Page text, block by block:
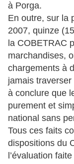
à Porga.
En outre, sur la
2007, quinze
la COBETRAC
marchandises,
chargements à
jamais
à conclure que
purement et
national sans
Tous ces faits
dispositions du
l’évaluation